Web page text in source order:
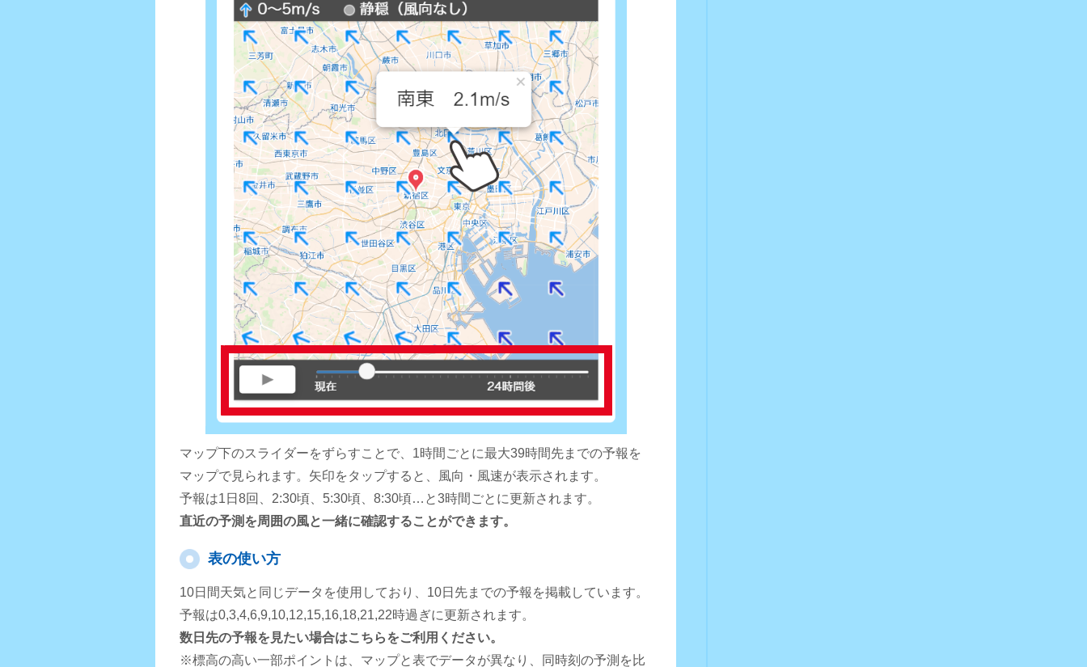
マップ下のスライダーをずらすことで、1時間ごとに最大39時間先までの予報を
マップで見られます。矢印をタップすると、風向・風速が表示されます。
予報は1日8回、2:30頃、5:30頃、8:30頃…と3時間ごとに更新されます。
直近の予測を周囲の風と一緒に確認することができます。
表の使い方
10日間天気と同じデータを使用しており、10日先までの予報を掲載しています。
予報は0,3,4,6,9,10,12,15,16,18,21,22時過ぎに更新されます。
数日先の予報を見たい場合はこちらをご利用ください。
※標高の高い一部ポイントは、マップと表でデータが異なり、同時刻の予測を比